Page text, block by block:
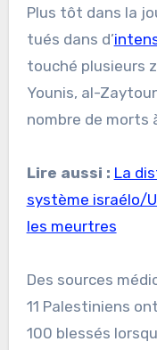
Plus tôt dans la
tués dans d’
touché plusieurs
Younis, al-
nombre de morts
Lire aussi : La
système israélo/
les meurtres
Des sources
11 Palestiniens
100 blessés